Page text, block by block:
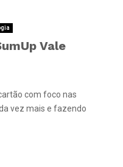
Vale
com foco nas
vez mais e fazendo